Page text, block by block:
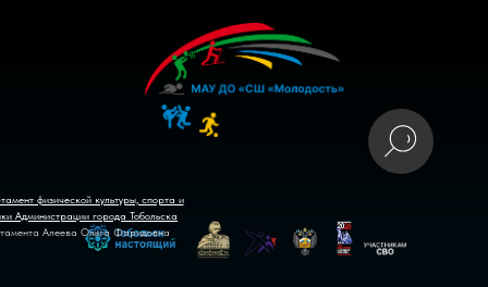
физической культуры, спорта и
Администрации города Тобольска
Алеева Ольга Фаридовна